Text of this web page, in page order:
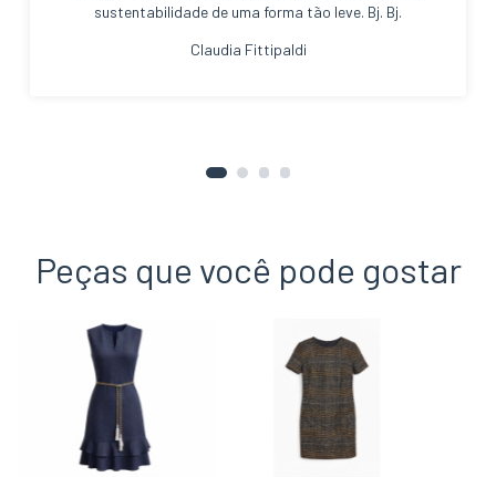
sustentabilidade de uma forma tão leve. Bj. Bj.
Claudia Fittipaldi
Peças que você pode gostar